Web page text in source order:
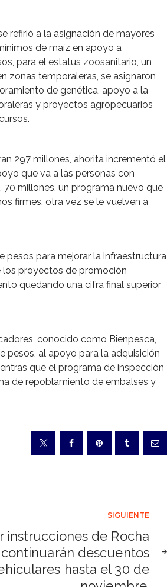
refirió a la asignación de mayores
de maíz en apoyo a
para el estatus zoosanitario, un
zonas temporaleras, se asignaron
de genética, apoyo a la
y proyectos agropecuarios
297 millones, ahorita incrementó el
que va a las personas con
millones, un programa nuevo que
firmes, otra vez se le vuelven a
pesos para mejorar la infraestructura
los proyectos de promoción
quedando una cifra final superior
conocido como Bienpesca,
pesos, al apoyo para la adquisición
que el programa de inspección
de repoblamiento de embalses y
SIGUIENTE
instrucciones de Rocha
continuarán descuentos
hasta el 30 de